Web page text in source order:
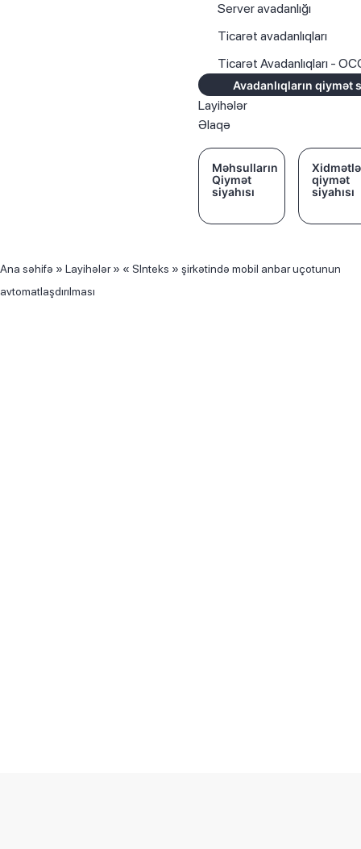
Server avadanlığı
Ticarət avadanlıqları
Ticarət Avadanlıqları -
Avadanlıqların qiymət
Layihələr
Əlaqə
Məhsulların
Qiymət
siyahısı
qiymət
siyahısı
Ana səhifə » Layihələr» « SInteks » şirkətində mobil anbar uçotunun
avtomatlaşdırılması